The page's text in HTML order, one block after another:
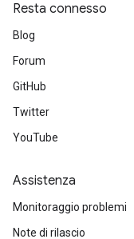
Resta connesso
Blog
Forum
GitHub
Twitter
YouTube
Assistenza
Monitoraggio problemi
Note di rilascio